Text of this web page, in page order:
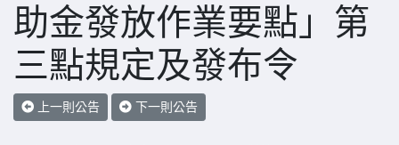
助金發放作業要點」第
三點規定及發布令
上一則公告 下一則公告